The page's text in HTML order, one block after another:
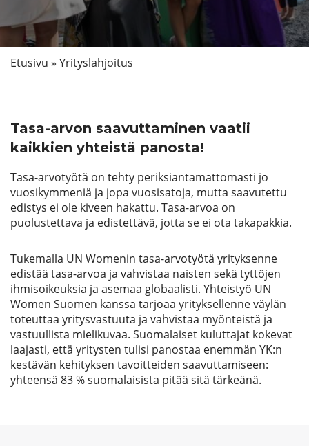
Etsi
Etusivu » Yrityslahjoitus
Tasa-arvon saavuttaminen vaatii
kaikkien yhteistä panosta!
Tasa-arvotyötä on tehty periksiantamattomasti jo
vuosikymmeniä ja jopa vuosisatoja, mutta saavutettu
edistys ei ole kiveen hakattu. Tasa-arvoa on
puolustettava ja edistettävä, jotta se ei ota takapakkia.
Tukemalla UN Womenin tasa-arvotyötä yrityksenne
edistää tasa-arvoa ja vahvistaa naisten sekä tyttöjen
ihmisoikeuksia ja asemaa globaalisti. Yhteistyö UN
Women Suomen kanssa tarjoaa yrityksellenne väylän
toteuttaa yritysvastuuta ja vahvistaa myönteistä ja
vastuullista mielikuvaa. Suomalaiset kuluttajat kokevat
laajasti, että yritysten tulisi panostaa enemmän YK:n
kestävän kehityksen tavoitteiden saavuttamiseen:
yhteensä 83 % suomalaisista pitää sitä tärkeänä.